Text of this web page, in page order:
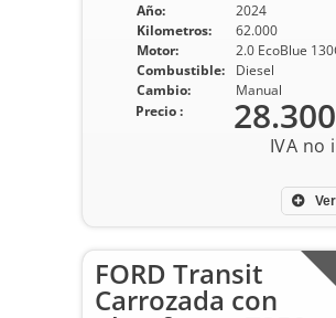
Año:
2024
Kilometros:
62.000
Motor:
2.0 EcoBlue
Combustible:
Diesel
Cambio:
Manual
Precio :
FORD Transit
Carrozada con